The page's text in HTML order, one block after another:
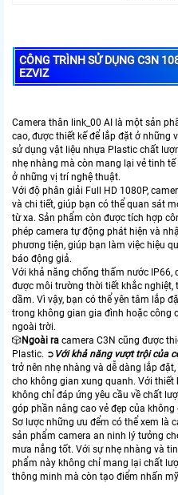
CÔNG TRÌNH SỬ DỤNG C3N
EZVIZ
Camera thân link_00 AI là một sản
cao, được thiết kế để lắp đặt ở những
sử dụng vật liệu nhựa Plastic chất
nhẹ nhàng mà còn mang lại vẻ tinh
ở những vị trí nghệ thuật.
Với độ phân giải Full HD 1080P,
và chi tiết, giúp bạn có thể quan sát
từ xa. Sản phẩm còn được tích hợp
phép camera tự động phát hiện và
phương tiện, giúp bạn làm việc hiệu
báo động giả.
Với khả năng chống thấm nước IP66,
được môi trường thời tiết khắc nghiệt,
dầm. Vì vậy, bạn có thể yên tâm lắp
trong không gian gia đình hoặc công
ngoài trời.
🎲Ngoài ra camera C3N cũng được
Plastic. ➲ Với khả năng vượt trội của
trở nên nhẹ nhàng và dễ dàng lắp
cho không gian xung quanh. Với thiết
không chỉ đáp ứng yêu cầu về chất
góp phần nâng cao vẻ đẹp của không
Sơ lược những ưu đểm có thể xem là
sản phẩm camera an ninh lý tưởng
mưa nắng tốt. Với sự nhẹ nhàng và
phẩm này không chỉ mang lại chất
thông minh mà còn tạo điểm nhấn